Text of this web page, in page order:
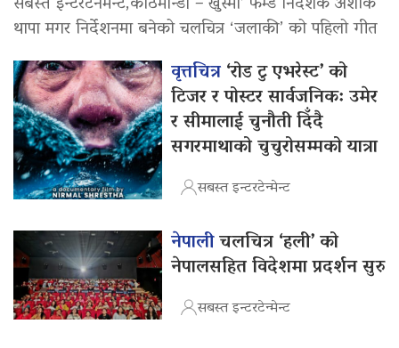
थापा मगर निर्देशनमा बनेको चलचित्र ‘जलाकी’ को पहिलो गीत
वृत्तचित्र‘रोड टु एभरेस्ट’ को
टिजर र पोस्टर सार्वजनिक: उमेर
र सीमालाई चुनौती दिँदै
सगरमाथाको चुचुरोसम्मको यात्रा
सबस्त इन्टरटेन्मेन्ट
नेपालीचलचित्र ‘हली’ को
नेपालसहित विदेशमा प्रदर्शन सुरु
सबस्त इन्टरटेन्मेन्ट